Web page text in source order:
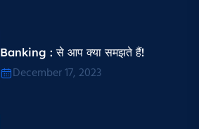
Banking : से आप क्या समझते हैं!
December 17, 2023